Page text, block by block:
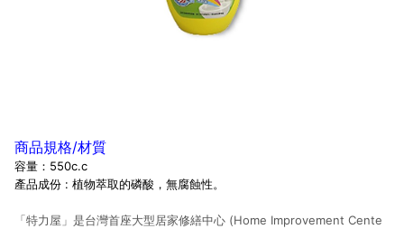
商品規格/材質
容量：550c.c
產品成份 : 植物萃取的磷酸，無腐蝕性。
「特力屋」是台灣首座大型居家修繕中心 (Home Improvement Cente